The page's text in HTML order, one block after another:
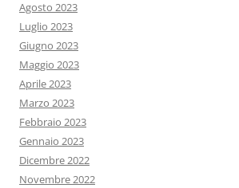
Agosto 2023
Luglio 2023
Giugno 2023
Maggio 2023
Aprile 2023
Marzo 2023
Febbraio 2023
Gennaio 2023
Dicembre 2022
Novembre 2022